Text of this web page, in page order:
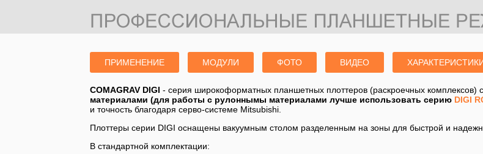
ПРИМЕНЕНИЕ МОДУЛИ ФОТО ВИДЕО
COMAGRAV DIGI - серия широкоформатных планшетных плоттеров (раскроечных
материалами (для работы с рулоннымы материалами лучше использовать серию DIGI
и точность благодаря серво-системе Mitsubishi.
Плоттеры серии DIGI оснащены вакуумным столом разделенным на зоны для быстрой и
В стандартной комплектации: